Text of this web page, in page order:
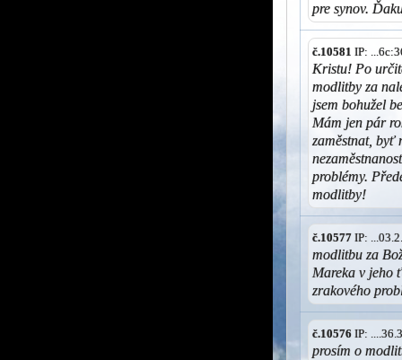
pre synov.
č.10581 IP:
Kristu! Po
modlitby za
jsem bohužel
Mám jen pár
zaměstnat, byť
problémy.
modlitby!
č.10577 IP:
modlitbu za
Mareka v jeho
zrakového
č.10576 IP:
prosím o